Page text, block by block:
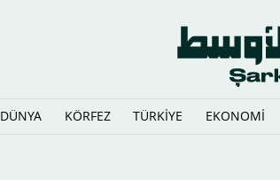
DÜNYA KÖRFEZ TÜRKİYE EKONOMİ